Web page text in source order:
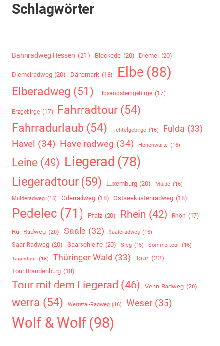
Schlagwörter
Bahnradweg Hessen (21) Bleckede (20) Diemel (20)
Diemelradweg (20) Dänemark (18) Elbe (88)
Elberadweg (51) Elbsandsteingebirge (17)
Erzgebirge (17) Fahrradtour (54)
Fahrradurlaub (54) Fichtelgebirge (16) Fulda (33)
Havel (34) Havelradweg (34) Hohenwarte (16)
Leine (49) Liegerad (78)
Liegeradtour (59) Luxemburg (20) Mulde (16)
Mulderadweg (16) Oderradweg (18) Ostseeküstenradweg (18)
Pedelec (71) Pfalz (20) Rhein (42) Rhön (17)
Rur-Radweg (20) Saale (32) Saaleradweg (16)
Saar-Radweg (20) Saarschleife (20) Sieg (15) Sommertour (16)
Tagestour (16) Thüringer Wald (33) Tour (22)
Tour Brandenburg (18)
Tour mit dem Liegerad (46) Venn-Radweg (20)
werra (54) Werratal-Radweg (16) Weser (35)
Wolf & Wolf (98)